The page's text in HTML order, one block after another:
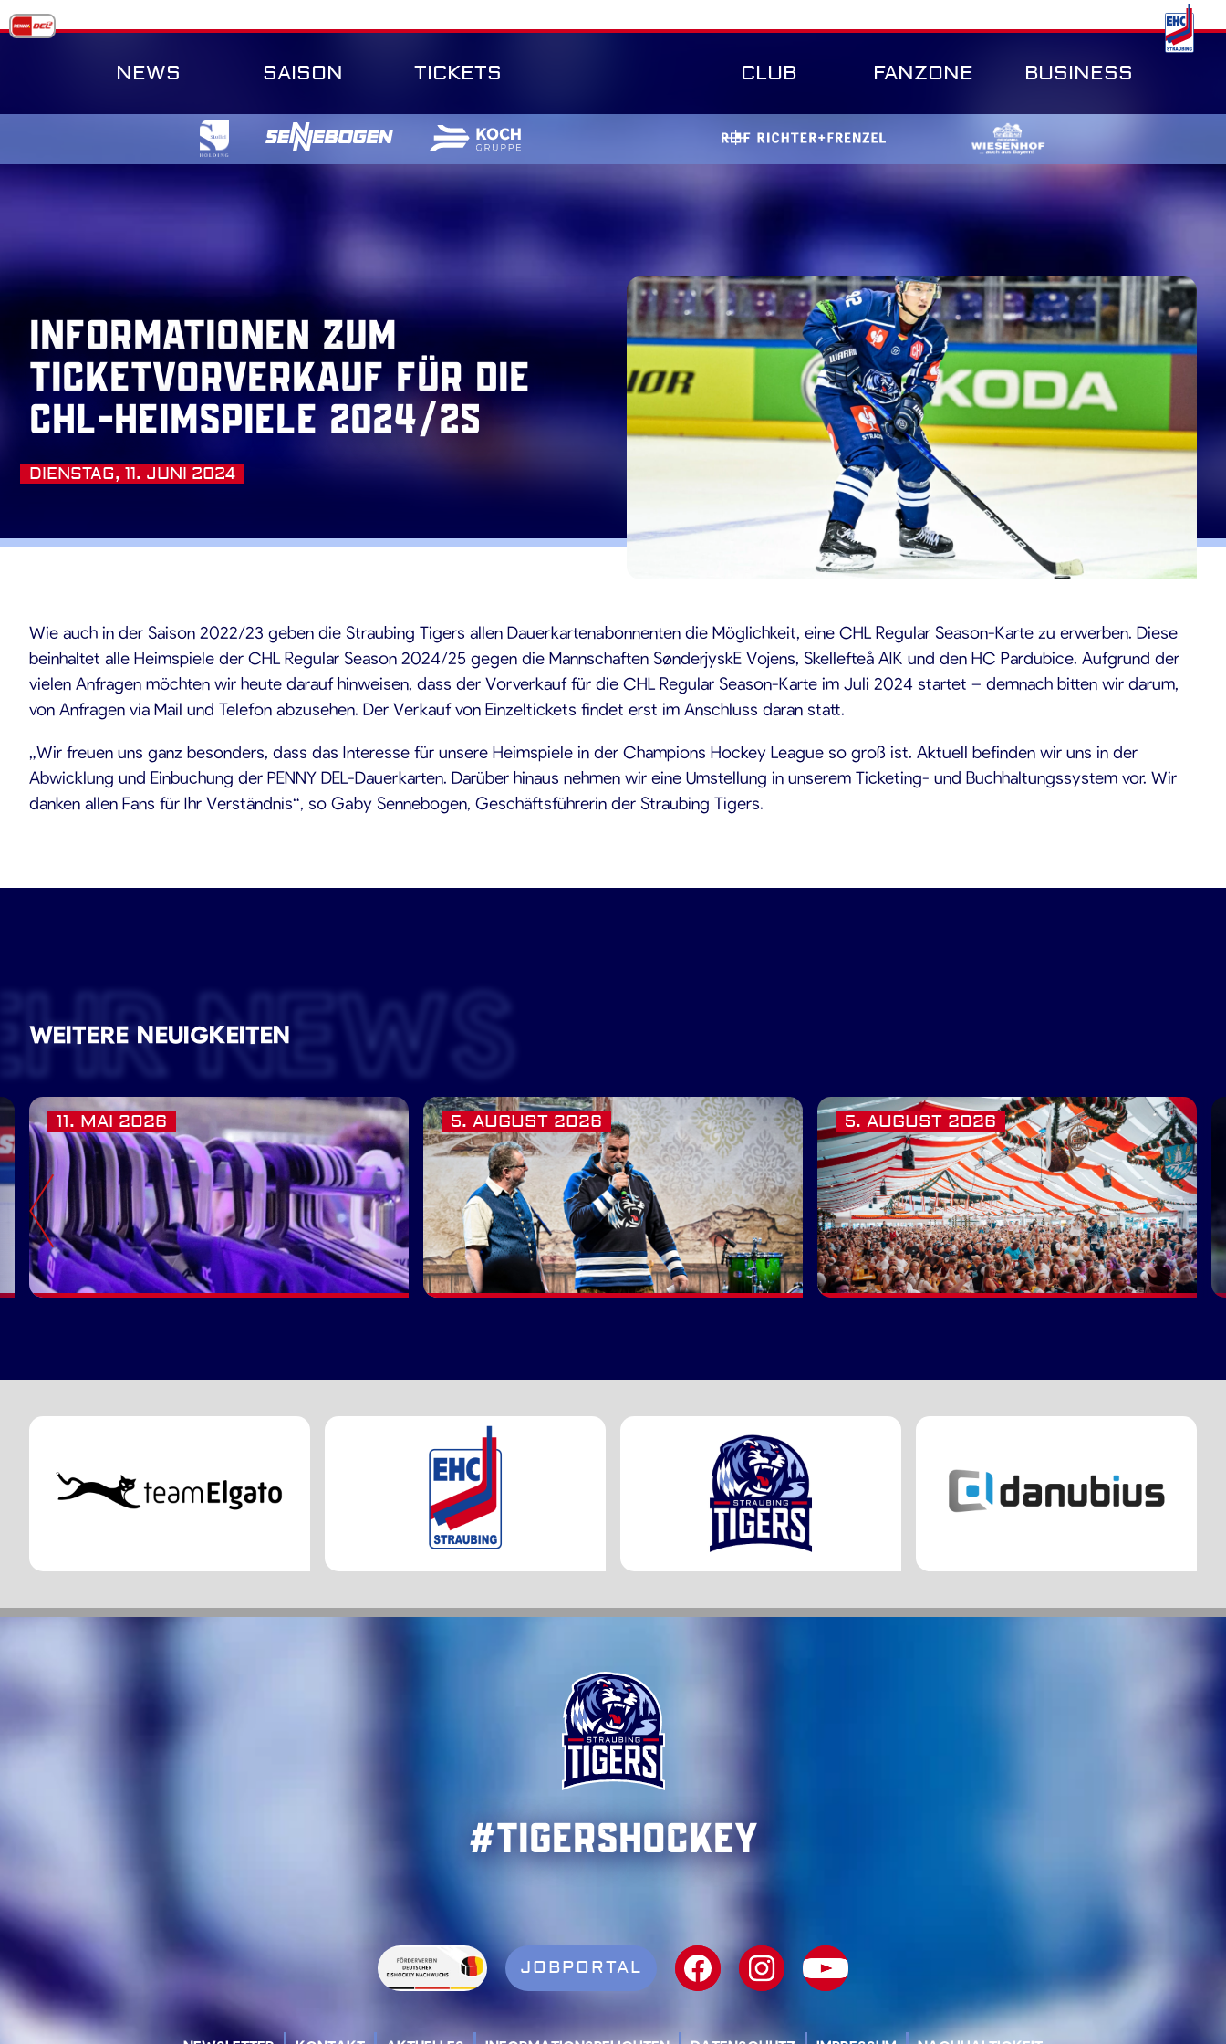
Skip
to
NEWS SAISON TICKETS CLUB FANZONE BUSINESS
Informationen zum
Ticketvorverkauf für die
CHL-Heimspiele 2024/25
DIENSTAG, 11. JUNI 2024
Wie auch in der Saison 2022/23 geben die Straubing Tigers allen Dauerkartenabonnenten die Möglichkeit, eine CHL Regular Season-Karte zu erwerben. Diese
beinhaltet alle Heimspiele der CHL Regular Season 2024/25 gegen die Mannschaften SønderjyskE Vojens, Skellefteå AIK und den HC Pardubice. Aufgrund der
vielen Anfragen möchten wir heute darauf hinweisen, dass der Vorverkauf für die CHL Regular Season-Karte im Juli 2024 startet – demnach bitten wir darum,
von Anfragen via Mail und Telefon abzusehen. Der Verkauf von Einzeltickets findet erst im Anschluss daran statt.
„Wir freuen uns ganz besonders, dass das Interesse für unsere Heimspiele in der Champions Hockey League so groß ist. Aktuell befinden wir uns in der
Abwicklung und Einbuchung der PENNY DEL-Dauerkarten. Darüber hinaus nehmen wir eine Umstellung in unserem Ticketing- und Buchhaltungssystem vor. Wir
danken allen Fans für Ihr Verständnis“, so Gaby Sennebogen, Geschäftsführerin der Straubing Tigers.
WEITERE NEUIGKEITENNEWS
5. AUGUST 2026 5. AUGUST 2026
11. MAI 2026
#TigersHockey
JOBPORTAL